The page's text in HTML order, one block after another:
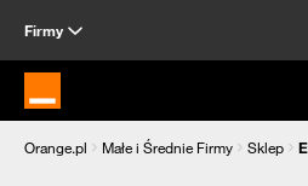
Firmy
Strona główna Orange.pl
Orange.pl Małe i Średnie Firmy Sklep